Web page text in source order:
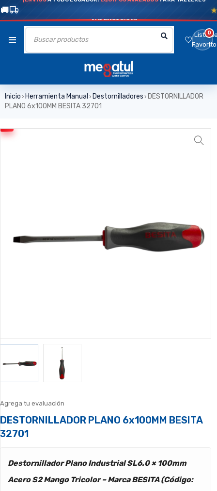
AUTOMOTRICES
Lista0
Inicio › Herramienta Manual › Destornilladores › DESTORNILLADOR
PLANO 6x100MM BESITA 32701
Agrega tu evaluación
DESTORNILLADOR PLANO 6x100MM BESITA
32701
Destornillador Plano Industrial SL6.0 × 100mm
Acero S2 Mango Tricolor – Marca BESITA (Código: